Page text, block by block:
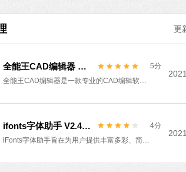
更
全能王CAD编辑器 V2.0.0.1 官方版
5分
全能王CAD编辑器是一款专业的CAD编辑软件，这款软件的功能是很强大的，为用户编辑和修改图纸提供帮助，您也可以对当前的图纸添加注释，直接添加文本注释，直接粘贴新的块到创建的图形，操作简单，有需要的用户快来下载吧！
ifonts字体助手 V2.4.0 官方版
4分
iFonts字体助手旨在为用户提供丰富多彩、简单好看的字体使用下载服务。iFonts字体助手的功能包括了快速更换字体、对字体进行管理、为字体加上特效，补齐文字等等。每个功能都非常好用，快下载iFonts字体助手让你的电脑焕然一新吧。